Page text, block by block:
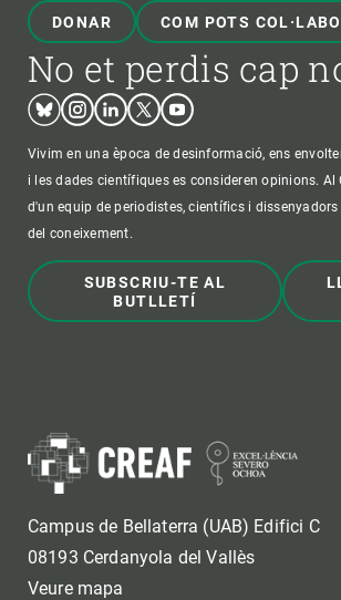
DONAR COM POTS
No et perdis cap
BlueskyInstagram
LinkedinTwitterYoutube
Vivim en una època de desinformació, ens
i les dades científiques es consideren opinions. Al
d'un equip de periodistes, científics i
del coneixement.
SUBSCRIU-TE AL
BUTLLETÍ
Campus de Bellaterra (UAB) Edifici C
08193 Cerdanyola del Vallès
Veure mapa